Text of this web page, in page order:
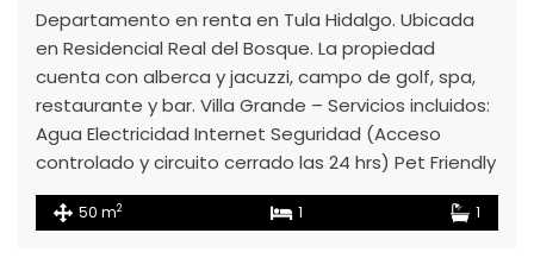
Departamento en renta en Tula Hidalgo. Ubicada
en Residencial Real del Bosque. La propiedad
cuenta con alberca y jacuzzi, campo de golf, spa,
restaurante y bar. Villa Grande – Servicios incluidos:
Agua Electricidad Internet Seguridad (Acceso
controlado y circuito cerrado las 24 hrs) Pet Friendly
50 m2 1 1